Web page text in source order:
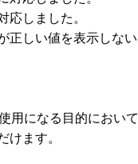
しました。
しい値を表示しない
になる目的におい
ます。